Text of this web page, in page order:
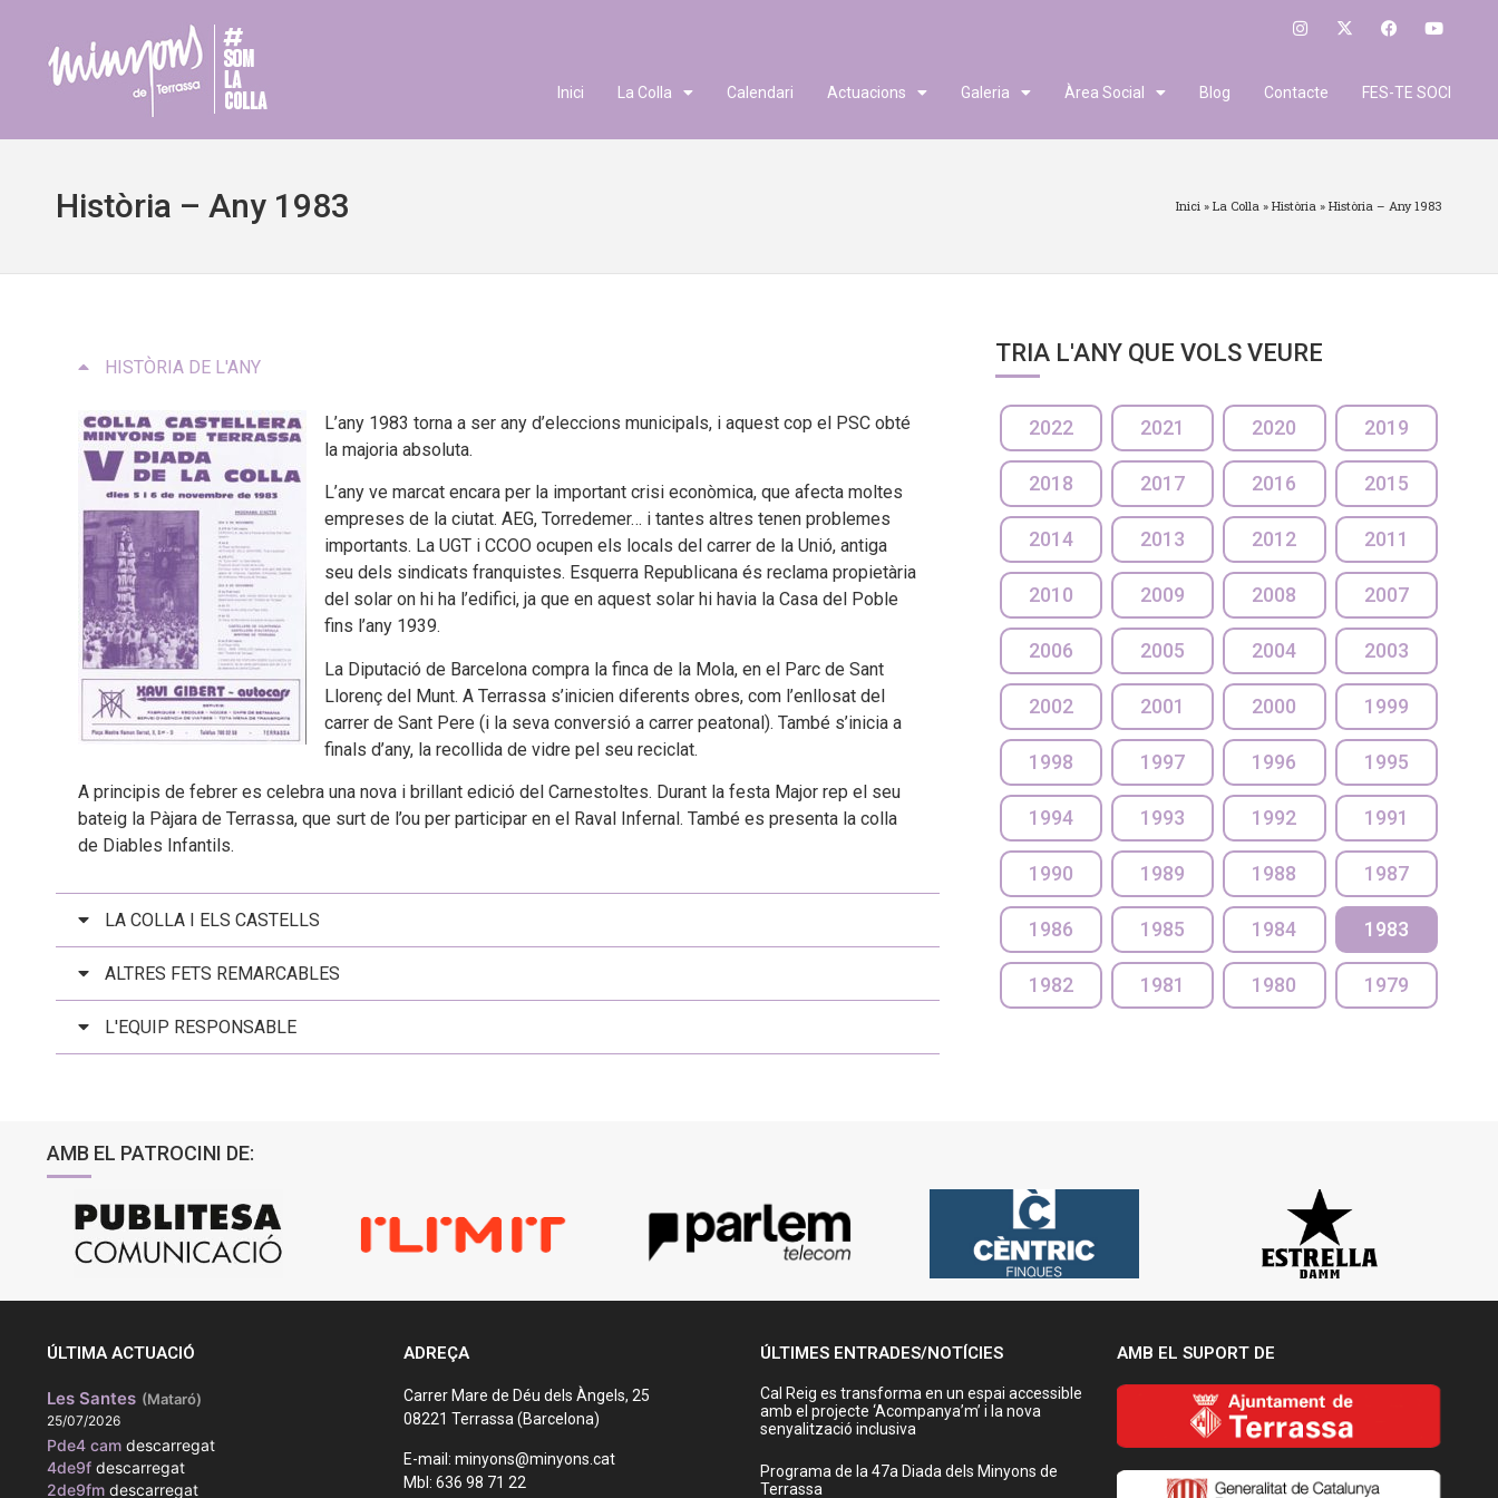
Inici La Colla Calendari Actuacions Galeria Àrea Social Blog Contacte FES-TE SOCI
Història – Any 1983 Inici » La Colla » Història » Història – Any 1983
HISTÒRIA DE L'ANY
L’any 1983 torna a ser any d’eleccions municipals, i aquest cop el PSC obté
la majoria absoluta.
L’any ve marcat encara per la important crisi econòmica, que afecta moltes
empreses de la ciutat. AEG, Torredemer… i tantes altres tenen problemes
importants. La UGT i CCOO ocupen els locals del carrer de la Unió, antiga
seu dels sindicats franquistes. Esquerra Republicana és reclama propietària
del solar on hi ha l’edifici, ja que en aquest solar hi havia la Casa del Poble
fins l’any 1939.
La Diputació de Barcelona compra la finca de la Mola, en el Parc de Sant
Llorenç del Munt. A Terrassa s’inicien diferents obres, com l’enllosat del
carrer de Sant Pere (i la seva conversió a carrer peatonal). També s’inicia a
finals d’any, la recollida de vidre pel seu reciclat.
A principis de febrer es celebra una nova i brillant edició del Carnestoltes. Durant la festa Major rep el seu
bateig la Pàjara de Terrassa, que surt de l’ou per participar en el Raval Infernal. També es presenta la colla
de Diables Infantils.
LA COLLA I ELS CASTELLS
ALTRES FETS REMARCABLES
L'EQUIP RESPONSABLE
TRIA L'ANY QUE VOLS VEURE
2022 2021 2020 2019
2018 2017 2016 2015
2014 2013 2012 2011
2010 2009 2008 2007
2006 2005 2004 2003
2002 2001 2000 1999
1998 1997 1996 1995
1994 1993 1992 1991
1990 1989 1988 1987
1986 1985 1984 1983
1982 1981 1980 1979
AMB EL PATROCINI DE:
ÚLTIMA ACTUACIÓ
Les Santes (Mataró)
25/07/2026
Pde4 cam descarregat
4de9f descarregat
2de9fm descarregat
ADREÇA
Carrer Mare de Déu dels Àngels, 25
08221 Terrassa (Barcelona)
E-mail: minyons@minyons.cat
Mbl: 636 98 71 22
ÚLTIMES ENTRADES/NOTÍCIES
Cal Reig es transforma en un espai accessible
amb el projecte ‘Acompanya’m’ i la nova
senyalització inclusiva
Programa de la 47a Diada dels Minyons de
Terrassa
AMB EL SUPORT DE